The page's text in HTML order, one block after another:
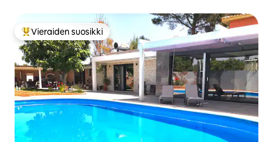
Vieraiden suosikkien parhaimmistoa
Vieraiden suosikki